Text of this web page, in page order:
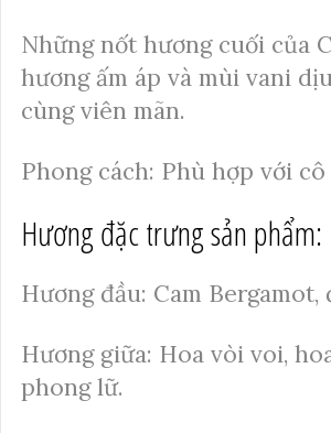
Những nốt hương cuối của
hương ấm áp và mùi vani
cùng viên mãn.
Phong cách: Phù hợp với
Hương đặc trưng sản phẩm:
Hương đầu: Cam Bergamot,
Hương giữa: Hoa vòi voi,
phong lữ.